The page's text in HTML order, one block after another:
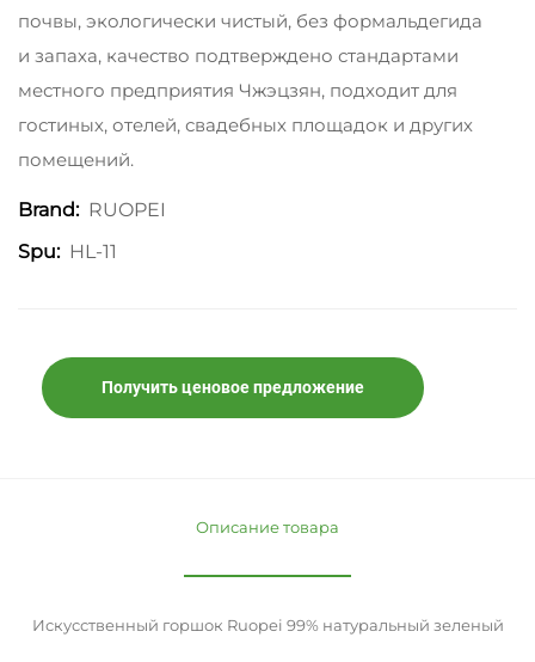
почвы, экологически чистый, без формальдегида
и запаха, качество подтверждено стандартами
местного предприятия Чжэцзян, подходит для
гостиных, отелей, свадебных площадок и других
помещений.
Brand: RUOPEI
Spu: HL-11
Получить ценовое предложение
Описание товара
Искусственный горшок Ruopei 99% натуральный зеленый